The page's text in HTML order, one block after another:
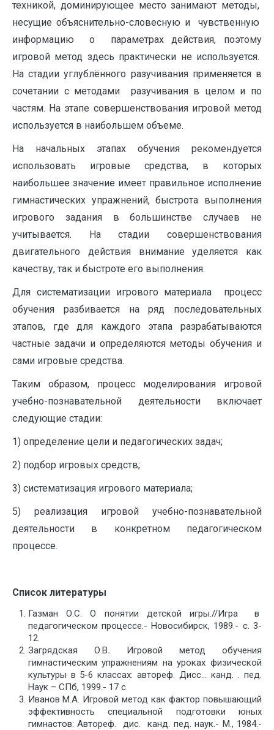
техникой, доминирующее место занимают методы,
несущие объяснительно-словесную и чувственную
информацию о параметрах действия, поэтому
игровой метод здесь практически не используется.
На стадии углублённого разучивания применяется в
сочетании с методами разучивания в целом и по
частям. На этапе совершенствования игровой метод
используется в наибольшем объеме.
На начальных этапах обучения рекомендуется
использовать игровые средства, в которых
наибольшее значение имеет правильное исполнение
гимнастических упражнений, быстрота выполнения
игрового задания в большинстве случаев не
учитывается. На стадии совершенствования
двигательного действия внимание уделяется как
качеству, так и быстроте его выполнения.
Для систематизации игрового материала процесс
обучения разбивается на ряд последовательных
этапов, где для каждого этапа разрабатываются
частные задачи и определяются методы обучения и
сами игровые средства.
Таким образом, процесс моделирования игровой
учебно-познавательной деятельности включает
следующие стадии:
1) определение цели и педагогических задач;
2) подбор игровых средств;
3) систематизация игрового материала;
5) реализация игровой учебно-познавательной
деятельности в конкретном педагогическом
процессе.
Список литературы
Газман О.С. О понятии детской игры.//Игра в
педагогическом процессе.- Новосибирск, 1989.- с. 3-
12.
Загрядская О.В. Игровой метод обучения
гимнастическим упражнениям на уроках физической
культуры в 5-6 классах: автореф. Дисс… канд. . пед.
Наук – СПб, 1999.- 17 с.
Иванов М.А. Игровой метод как фактор повышающий
эффективность специальной подготовки юных
гимнастов: Автореф. дис. канд. пед. наук.- М., 1984.-